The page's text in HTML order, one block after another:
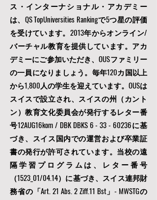
ス・インターナショナル・アカデミー
は、QS TopUniversities Rankingで5つ星の評価
を受けています。2013年からオンライン/
バーチャル教育を提供しています。アカ
デミーにご参加いただき、OUSファミリー
の一員になりましょう。毎年120カ国以上
から1,800人の学生を迎えています。OUSは
スイスで設立され、スイスの州（カント
ン）教育文化委員会が発行するレター番
号12AUG16kom / DBK DBKS6 - 33 - 60236に基
づき、スイス国内での運営および卒業証
書の発行が許可されています。当校の遠
隔学習プログラムは、レター番号
（1523_01/04.14）に基づき、スイス連邦財
務省の「Art. 21 Abs. 2 Ziff.11 Bst」- MWSTGの